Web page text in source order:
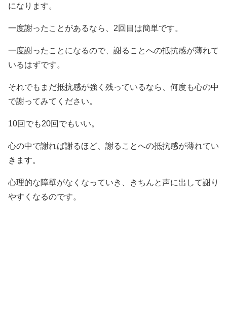
になります。
一度謝ったことがあるなら、2回目は簡単です。
一度謝ったことになるので、謝ることへの抵抗感が薄れて
いるはずです。
それでもまだ抵抗感が強く残っているなら、何度も心の中
で謝ってみてください。
10回でも20回でもいい。
心の中で謝れば謝るほど、謝ることへの抵抗感が薄れてい
きます。
心理的な障壁がなくなっていき、きちんと声に出して謝り
やすくなるのです。